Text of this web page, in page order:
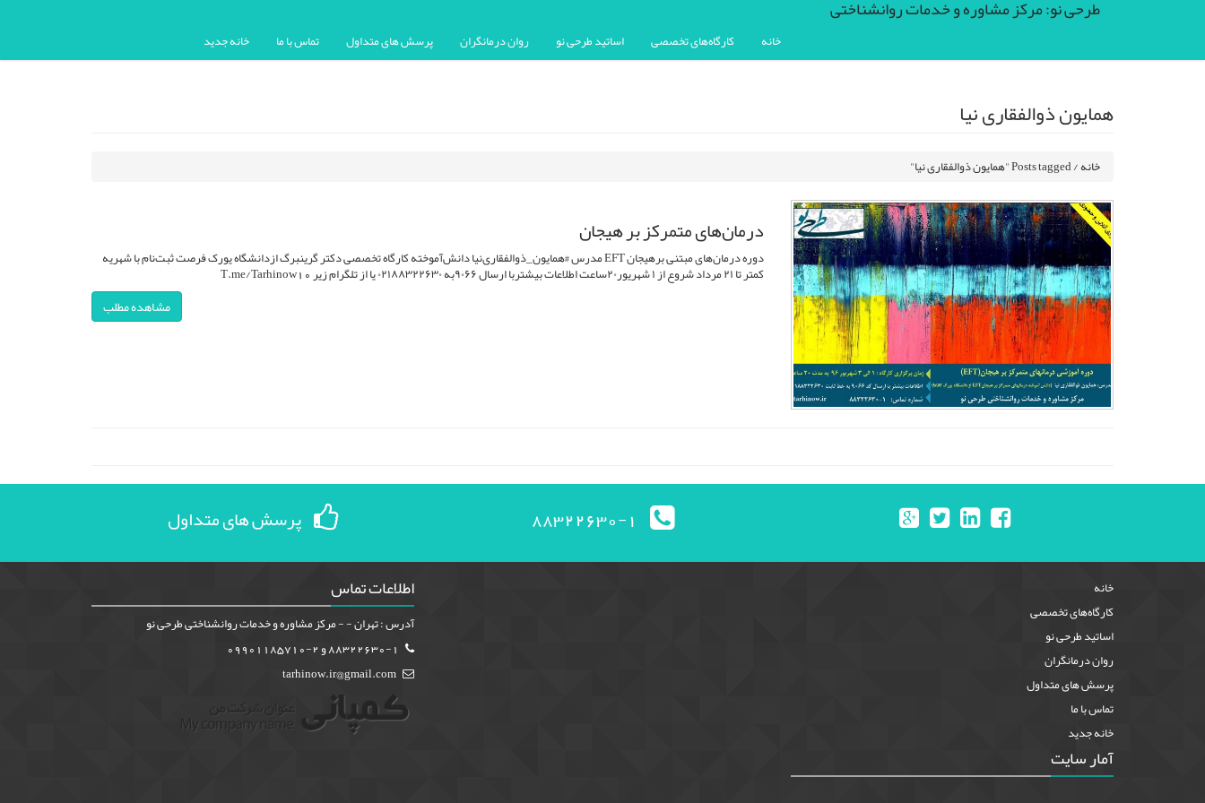
طرحی نو: مرکز مشاوره و خدمات روانشناختی
خانه کارگاه‌های تخصصی اساتید طرحی نو روان درمانگران پرسش های متداول تماس با ما خانه جدید
همایون ذوالفقاری نیا
خانه/Posts tagged "همایون ذوالفقاری نیا"
درمان‌های متمرکز بر هیجان
دوره درمان‌های مبتنی برهیجان EFT مدرس #همایون_ذوالفقاری‌نیا دانش‌آموخته کارگاه تخصصی دکتر گرینبرگ ازدانشگاه یورک فرصت ثبت‌نام با شهریه
کمتر تا ۲۱ مرداد شروع از ۱ شهریور۲۰ساعت اطلاعات بیشتربا ارسال ۹۰۶۶به ۰۲۱۸۸۳۲۲۶۳۰ یا از تلگرام زیر T.me/Tarhinow10
مشاهده مطلب
88322630-1 پرسش های متداول
خانه
کارگاه‌های تخصصی
اساتید طرحی نو
روان درمانگران
پرسش های متداول
تماس با ما
خانه جدید
آمار سایت
اطلاعات تماس
آدرس : تهران - - مرکز مشاوره و خدمات روانشناختی طرحی نو
tarhinow.ir@gmail.com